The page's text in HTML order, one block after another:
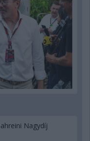
Nagydíj